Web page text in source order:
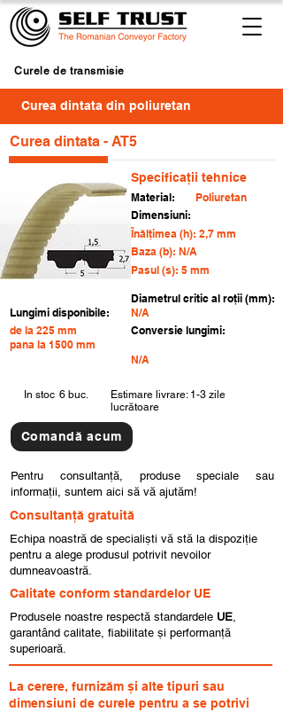
Curele de transmisie
Curea dintata din poliuretan
Curea dintata - AT5
Specificații tehnice
Material:
Poliuretan
Dimensiuni:
Înălțimea (h): 2,7 mm
Baza (b): N/A
Pasul (s): 5 mm
Diametrul critic al roții (mm):
Lungimi disponibile:
de la 225 mm
pana la 1500 mm
N/A
Conversie lungimi:
N/A
In stoc 6 buc.
Estimare livrare: 1-3 zile
lucrătoare
Comandă acum
Pentru consultanță, produse speciale sau
informații, suntem aici să vă ajutăm!
Consultanță gratuită
Echipa noastră de specialiști vă stă la dispoziție
pentru a alege produsul potrivit nevoilor
dumneavoastră.
Calitate conform standardelor UE
Produsele noastre respectă standardele UE,
garantând calitate, fiabilitate și performanță
superioară.
La cerere, furnizăm și alte tipuri sau
dimensiuni de curele pentru a se potrivi